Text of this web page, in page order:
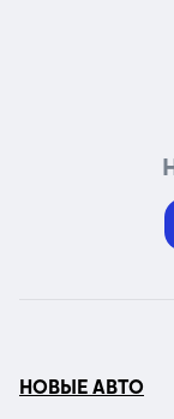
НОВЫЕ АВТО